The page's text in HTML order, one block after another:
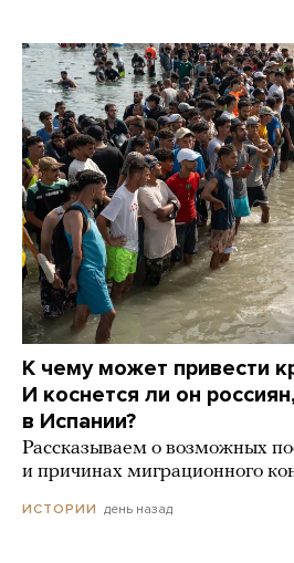
К чему может привести
И коснется ли он
в Испании?
Рассказываем о возможных
и причинах миграционного
ИСТОРИИ день назад